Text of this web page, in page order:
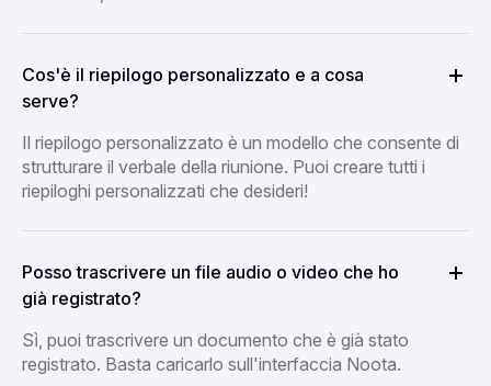
Cos'è il riepilogo personalizzato e a cosa
serve?
Il riepilogo personalizzato è un modello che consente di
strutturare il verbale della riunione. Puoi creare tutti i
riepiloghi personalizzati che desideri!
Posso trascrivere un file audio o video che ho
già registrato?
Sì, puoi trascrivere un documento che è già stato
registrato. Basta caricarlo sull'interfaccia Noota.